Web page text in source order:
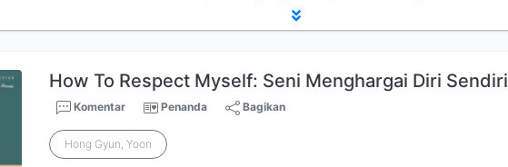
How To Respect Myself: Seni Menghargai Diri Sendiri
Komentar Penanda Bagikan
Hong Gyun, Yoon